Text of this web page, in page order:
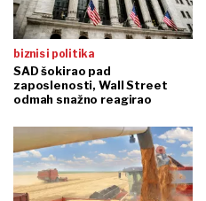
biznis i politika
SAD šokirao pad
zaposlenosti, Wall Street
odmah snažno reagirao